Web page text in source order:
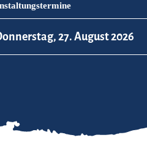
27. August 2026